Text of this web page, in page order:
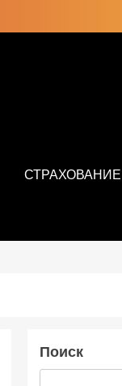
Поиск